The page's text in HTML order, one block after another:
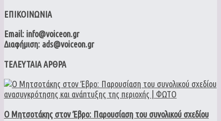
ΕΠΙΚΟΙΝΩΝΙΑ
Email: info@voiceon.gr
Διαφήμιση: ads@voiceon.gr
ΤΕΛΕΥΤΑΙΑ ΑΡΘΡΑ
Ο Μητσοτάκης στον Έβρο: Παρουσίαση του συνολικού σχεδίου